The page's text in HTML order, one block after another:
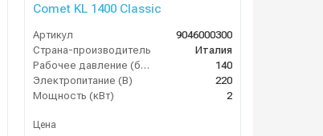
Comet KL 1400 Classic
Артикул
9046000300
Страна-производитель
Италия
Рабочее давление (бар)
140
Электропитание (В)
220
Мощность (кВт)
2
Цена